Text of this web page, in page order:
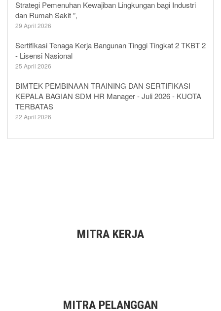
Strategi Pemenuhan Kewajiban Lingkungan bagi Industri
dan Rumah Sakit ”,
29 April 2026
Sertifikasi Tenaga Kerja Bangunan Tinggi Tingkat 2 TKBT 2
- Lisensi Nasional
25 April 2026
BIMTEK PEMBINAAN TRAINING DAN SERTIFIKASI
KEPALA BAGIAN SDM HR Manager - Juli 2026 - KUOTA
TERBATAS
22 April 2026
MITRA KERJA
MITRA PELANGGAN